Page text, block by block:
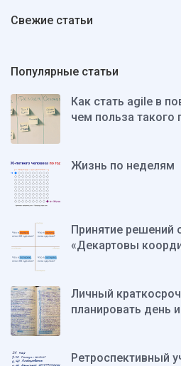
Свежие статьи
Популярные статьи
Как стать agile в
чем польза такого
Жизнь по неделям
Принятие решений
«Декартовы
Личный
планировать день
Ретроспективный